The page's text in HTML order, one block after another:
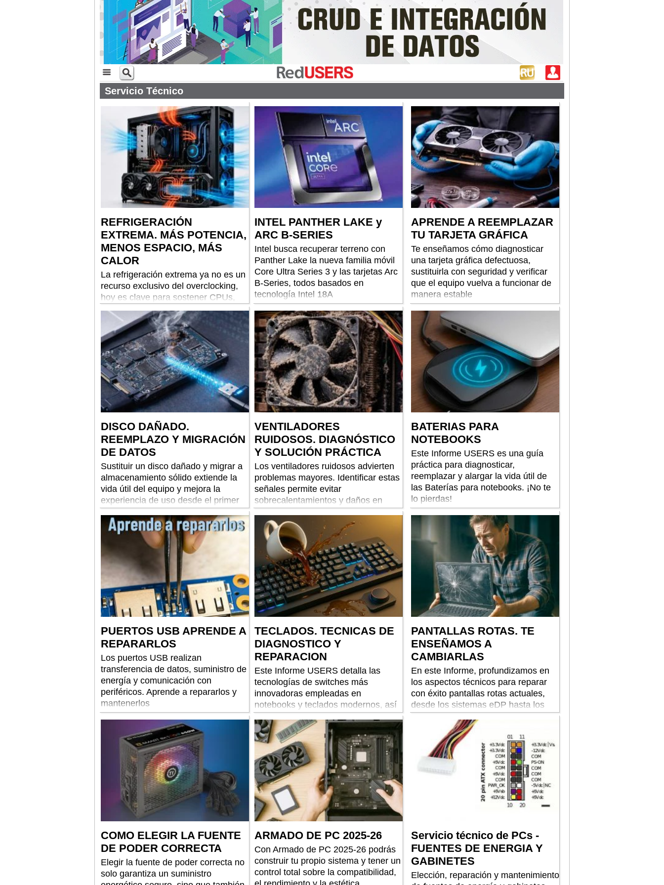
Servicio Técnico
REFRIGERACIÓN
EXTREMA. MÁS POTENCIA,
MENOS ESPACIO, MÁS
CALOR
La refrigeración extrema ya no es un
recurso exclusivo del overclocking,
hoy es clave para sostener CPUs,
GPUs y servidores cada vez más
potentes
INTEL PANTHER LAKE y
ARC B-SERIES
Intel busca recuperar terreno con
Panther Lake la nueva familia móvil
Core Ultra Series 3 y las tarjetas Arc
B-Series, todos basados en
tecnología Intel 18A
APRENDE A REEMPLAZAR
TU TARJETA GRÁFICA
Te enseñamos cómo diagnosticar
una tarjeta gráfica defectuosa,
sustituirla con seguridad y verificar
que el equipo vuelva a funcionar de
manera estable
DISCO DAÑADO.
REEMPLAZO Y MIGRACIÓN
DE DATOS
Sustituir un disco dañado y migrar a
almacenamiento sólido extiende la
vida útil del equipo y mejora la
experiencia de uso desde el primer
VENTILADORES
RUIDOSOS. DIAGNÓSTICO
Y SOLUCIÓN PRÁCTICA
Los ventiladores ruidosos advierten
problemas mayores. Identificar estas
señales permite evitar
sobrecalentamientos y daños en
BATERIAS PARA
NOTEBOOKS
Este Informe USERS es una guía
práctica para diagnosticar,
reemplazar y alargar la vida útil de
las Baterías para notebooks. ¡No te
lo pierdas!
PUERTOS USB APRENDE A
REPARARLOS
Los puertos USB realizan
transferencia de datos, suministro de
energía y comunicación con
periféricos. Aprende a repararlos y
mantenerlos
TECLADOS. TECNICAS DE
DIAGNOSTICO Y
REPARACION
Este Informe USERS detalla las
tecnologías de switches más
innovadoras empleadas en
notebooks y teclados modernos, así
PANTALLAS ROTAS. TE
ENSEÑAMOS A
CAMBIARLAS
En este Informe, profundizamos en
los aspectos técnicos para reparar
con éxito pantallas rotas actuales,
desde los sistemas eDP hasta los
COMO ELEGIR LA FUENTE
DE PODER CORRECTA
Elegir la fuente de poder correcta no
solo garantiza un suministro
ARMADO DE PC 2025-26
Con Armado de PC 2025-26 podrás
construir tu propio sistema y tener un
control total sobre la compatibilidad,
Servicio técnico de PCs -
FUENTES DE ENERGIA Y
GABINETES
Elección, reparación y mantenimiento